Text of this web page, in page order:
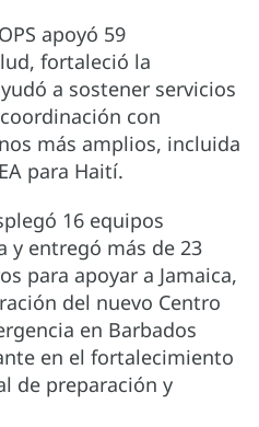
apoyó 59
fortaleció la
a sostener servicios
con
más amplios, incluida
para Haití.
16 equipos
y entregó más de 23
para apoyar a Jamaica,
del nuevo Centro
en Barbados
en el fortalecimiento
de preparación y